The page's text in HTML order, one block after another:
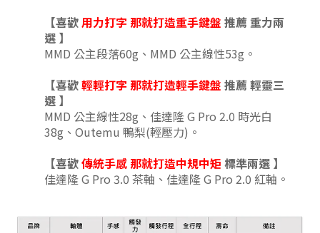
【喜歡用力打字 那就打造重手鍵盤 推薦 重力兩
選 】
MMD 公主段落60g、MMD 公主線性53g 。
【喜歡輕輕打字 那就打造輕手鍵盤 推薦 輕靈三
選 】
MMD 公主線性28g、 佳達隆 G Pro 2.0 時光白
38g 、 Outemu 鴨梨(輕壓力) 。
【喜歡傳統手感那就打造中規中矩 標準兩選 】
佳達隆 G Pro 3.0 茶軸、佳達隆 G Pro 2.0 紅軸。